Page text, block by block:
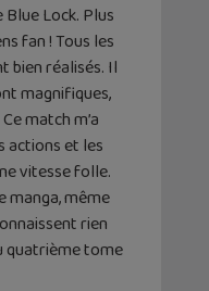
Lock. Plus
fan ! Tous les
bien réalisés. Il
magnifiques,
match m’a
actions et les
vitesse folle.
manga, même
rien
quatrième tome